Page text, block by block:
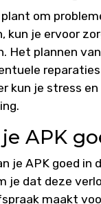
om
kun je ervoor
Het plannen
kun je stress
APK
je APK goed in
je dat deze
maakt